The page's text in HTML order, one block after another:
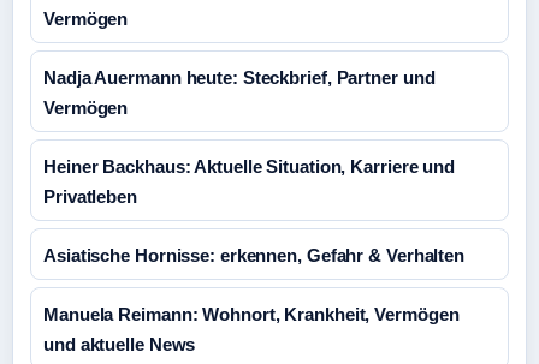
Vermögen
Nadja Auermann heute: Steckbrief, Partner und
Vermögen
Heiner Backhaus: Aktuelle Situation, Karriere und
Privatleben
Asiatische Hornisse: erkennen, Gefahr & Verhalten
Manuela Reimann: Wohnort, Krankheit, Vermögen
und aktuelle News